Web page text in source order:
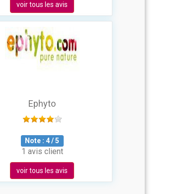
voir tous les avis
Ephyto
Note : 4/5
1 avis client
voir tous les avis